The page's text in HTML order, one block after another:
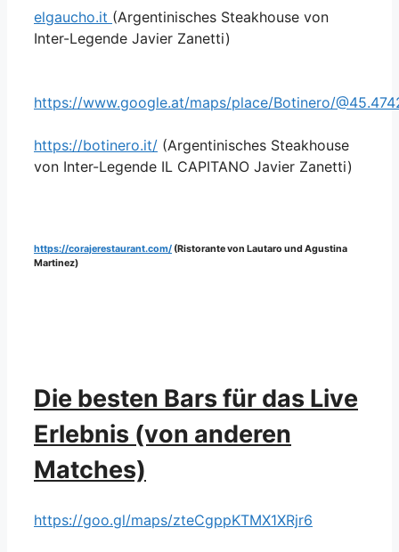
elgaucho.it (Argentinisches Steakhouse von
Inter-Legende Javier Zanetti)
https://www.google.at/maps/place/Botinero/
https://botinero.it/ (Argentinisches Steakhouse
von Inter-Legende IL CAPITANO Javier Zanetti)
https://corajerestaurant.com/ (Ristorante von Lautaro und Agustina
Martinez)
Die besten Bars für das Live
Erlebnis (von anderen
Matches)
https://goo.gl/maps/zteCgppKTMX1XRjr6